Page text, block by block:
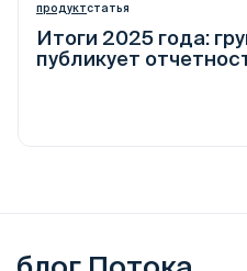
продуктстатья
Итоги 2025 года:
публикует